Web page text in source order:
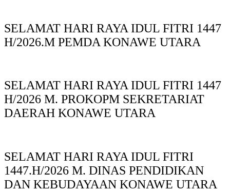
SELAMAT HARI RAYA IDUL FITRI 1447
H/2026.M PEMDA KONAWE UTARA
SELAMAT HARI RAYA IDUL FITRI 1447
H/2026 M. PROKOPM SEKRETARIAT
DAERAH KONAWE UTARA
SELAMAT HARI RAYA IDUL FITRI
1447.H/2026 M. DINAS PENDIDIKAN
DAN KEBUDAYAAN KONAWE UTARA